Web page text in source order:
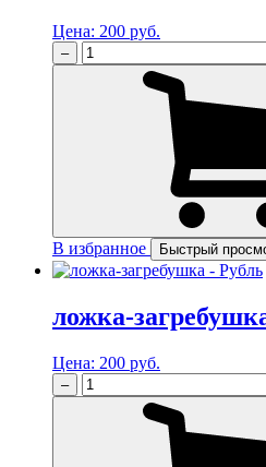
Цена: 200 руб.
–
В избранное Быстрый
ложка-
Цена: 200 руб.
–